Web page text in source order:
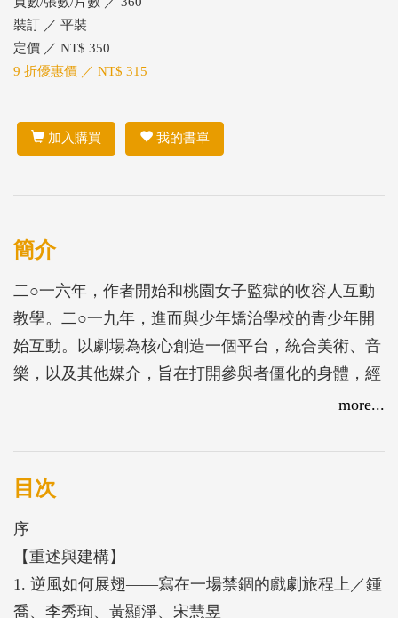
裝訂 ／ 平裝
定價 ／ NT$ 350
9 折優惠價 ／ NT$ 315
加入購買 我的書單
簡介
二○一六年，作者開始和桃園女子監獄的收容人互動
教學。二○一九年，進而與少年矯治學校的青少年開
始互動。以劇場為核心創造一個平台，統合美術、音
樂，以及其他媒介，旨在打開參與者僵化的身體，經
由不同的遊戲策略，重新啟動身體的五感六覺。
本書希望喚起更多人關注戲劇教育的重要性。戲劇教
育不只是專業人才的養成，更是廣義的博雅教育。也
男女老少，劇場都是個有效益的學習與改變的平台。
內容分為兩個部分，第一個部分是許多劇場工作者在
more...
目次
序
【重述與建構】
1. 逆風如何展翅——寫在一場禁錮的戲劇旅程上／鍾
喬、李秀珣、黃顯淨、宋慧昱